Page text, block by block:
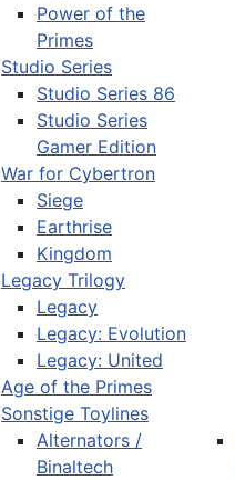
Power of the
Primes
Studio Series
Studio Series 86
Studio Series
Gamer Edition
War for Cybertron
Siege
Earthrise
Kingdom
Legacy Trilogy
Legacy
Legacy: Evolution
Legacy: United
Age of the Primes
Sonstige Toylines
Alternators /
Binaltech